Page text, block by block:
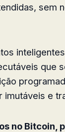
sem
que
imutáveis e
no Bitcoin,